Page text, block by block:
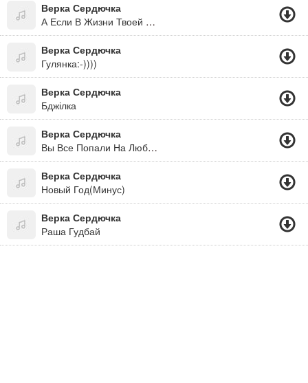
Верка Сердючка
А Если В Жизни Твоей Чёрная Полоса, То Будет В Жизни Твоей И Белая Полоса. А Если Дождь С Утра Не По Заказу, Как Всегда, Знать После Дождичка Всегда Сонечко Бува! =))))))))))))))))))))((Дуже Оптимістична Пісня)
Верка Сердючка
Гулянка:-))))
Верка Сердючка
Бджілка
Верка Сердючка
Вы Все Попали На Любовь
Верка Сердючка
Новый Год(Минус)
Верка Сердючка
Раша Гудбай